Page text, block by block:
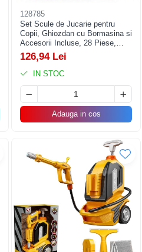
128785
Set Scule de Jucarie pentru
Copii, Ghiozdan cu Bormasina si
Accesorii Incluse, 28 Piese,
Material Plastic Durabil,
Interactiv, +3 Ani, 30.5x25x11
cm, Negru/Portocaliu
126,94 Lei
IN STOC
Adauga in cos